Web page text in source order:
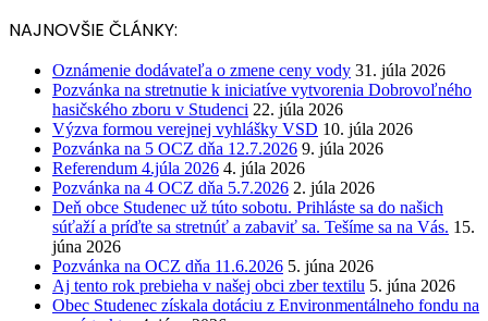
NAJNOVŠIE ČLÁNKY:
Oznámenie dodávateľa o zmene ceny vody 31. júla 2026
Pozvánka na stretnutie k iniciatíve vytvorenia Dobrovoľného
hasičského zboru v Studenci 22. júla 2026
Výzva formou verejnej vyhlášky VSD 10. júla 2026
Pozvánka na 5 OCZ dňa 12.7.2026 9. júla 2026
Referendum 4.júla 2026 4. júla 2026
Pozvánka na 4 OCZ dňa 5.7.2026 2. júla 2026
Deň obce Studenec už túto sobotu. Prihláste sa do našich
súťaží a príďte sa stretnúť a zabaviť sa. Tešíme sa na Vás. 15.
júna 2026
Pozvánka na OCZ dňa 11.6.2026 5. júna 2026
Aj tento rok prebieha v našej obci zber textilu 5. júna 2026
Obec Studenec získala dotáciu z Environmentálneho fondu na